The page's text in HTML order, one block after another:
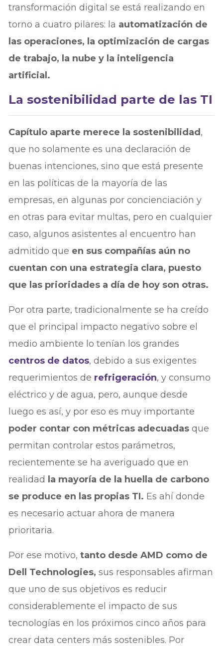
transformación digital se está realizando en
torno a cuatro pilares: la automatización de
las operaciones, la optimización de cargas
de trabajo, la nube y la inteligencia
artificial.
La sostenibilidad parte de las TI
Capítulo aparte merece la sostenibilidad,
que no solamente es una declaración de
buenas intenciones, sino que está presente
en las políticas de la mayoría de las
empresas, en algunas por concienciación y
en otras para evitar multas, pero en cualquier
caso, algunos asistentes al encuentro han
admitido que en sus compañías aún no
cuentan con una estrategia clara, puesto
que las prioridades a día de hoy son otras.
Por otra parte, tradicionalmente se ha creído
que el principal impacto negativo sobre el
medio ambiente lo tenían los grandes
centros de datos, debido a sus exigentes
requerimientos de refrigeración, y consumo
eléctrico y de agua, pero, aunque desde
luego es así, y por eso es muy importante
poder contar con métricas adecuadas que
permitan controlar estos parámetros,
recientemente se ha averiguado que en
realidad la mayoría de la huella de carbono
se produce en las propias TI. Es ahí donde
es necesario actuar ahora de manera
prioritaria.
Por ese motivo,tanto desde AMD como de
Dell Technologies, sus responsables afirman
que uno de sus objetivos es reducir
considerablemente el impacto de sus
tecnologías en los próximos cinco años para
crear data centers más sostenibles. Por